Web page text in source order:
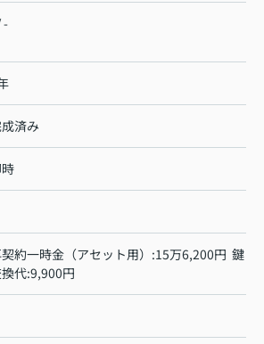
-
済み
約一時金（アセット用）:15万6,200円 鍵
代:9,900円